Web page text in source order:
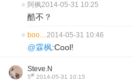
阿枫2014-05-31 10:25
酷不？
boo....2014-05-31 10:46
@霖枫:Cool!
Steve.N
5# 2014-05-31 10:15